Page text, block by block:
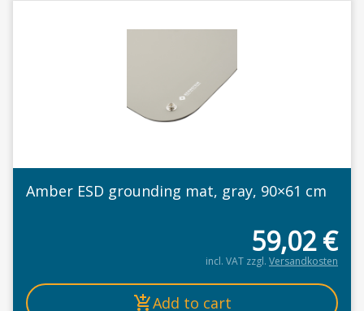
Amber ESD grounding mat, gray, 90×61 cm
59,02€
incl. VAT zzgl. Versandkosten
Add to cart